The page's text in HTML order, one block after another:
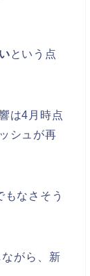
という点
は4月時点
シュが再
もなさそう
がら、新